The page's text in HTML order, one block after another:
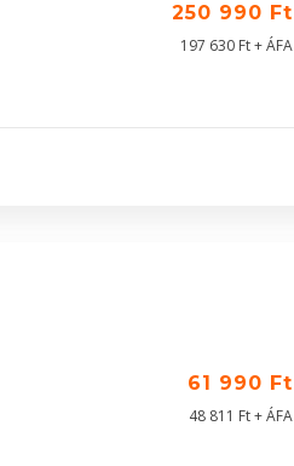
250 990 Ft
197 630 Ft + ÁFA
61 990 Ft
48 811 Ft + ÁFA